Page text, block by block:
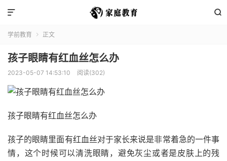


学前教育  正文
孩子眼睛有红血丝怎么办
2023-05-07 14:53:10 阅读(302)
孩子眼睛有红血丝怎么办
孩子的眼睛里面有红血丝对于家长来说是非常着急的一件事
情，这个时候可以清洗眼睛，避免灰尘或者是皮肤上的残